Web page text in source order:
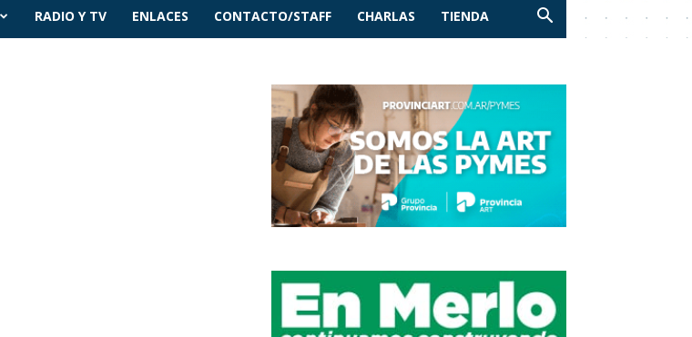
RADIO Y TV ENLACES CONTACTO/STAFF CHARLAS TIENDA